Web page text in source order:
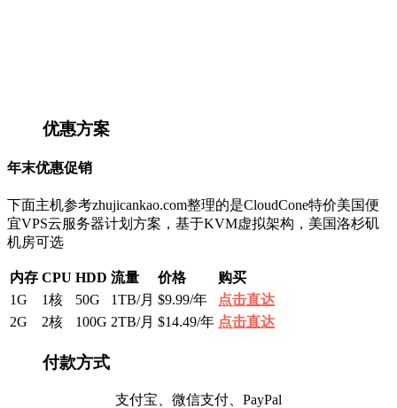
优惠方案
年末优惠促销
下面主机参考zhujicankao.com整理的是CloudCone特价美国便
宜VPS云服务器计划方案，基于KVM虚拟架构，美国洛杉矶
机房可选
内存 CPU HDD 流量 价格
购买
1G
1核 50G 1TB/月 $9.99/年
点击直达
2G
2核 100G 2TB/月 $14.49/年 点击直达
付款方式
支付宝、微信支付、PayPal